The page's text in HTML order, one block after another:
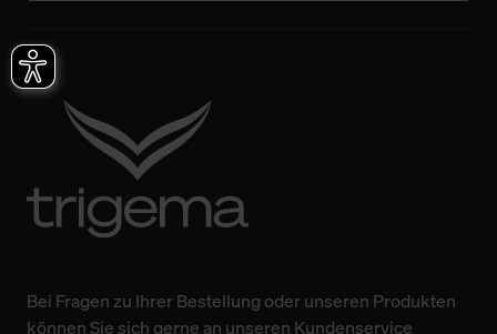
Bei Fragen zu Ihrer Bestellung oder unseren Produkten
können Sie sich gerne an unseren Kundenservice